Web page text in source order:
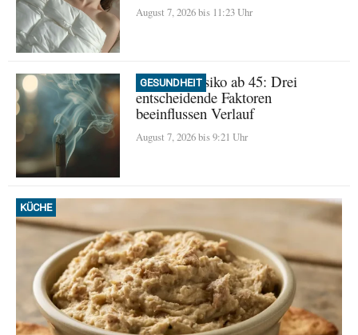
August 7, 2026 bis 11:23 Uhr
GESUNDHEIT
Demenz-Risiko ab 45: Drei
entscheidende Faktoren
beeinflussen Verlauf
August 7, 2026 bis 9:21 Uhr
KÜCHE